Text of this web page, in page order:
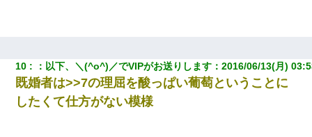
わい(42)渋谷の夜のサービスで19の女の子にゴックンさせた結果
ｗｗｗｗｗｗｗｗ
10 ： 以下、＼(^o^)／でVIPがお送りします ：2016/06/13(月)
既婚者は>>7の理屈を酸っぱい葡萄ということに
したくて仕方がない模様